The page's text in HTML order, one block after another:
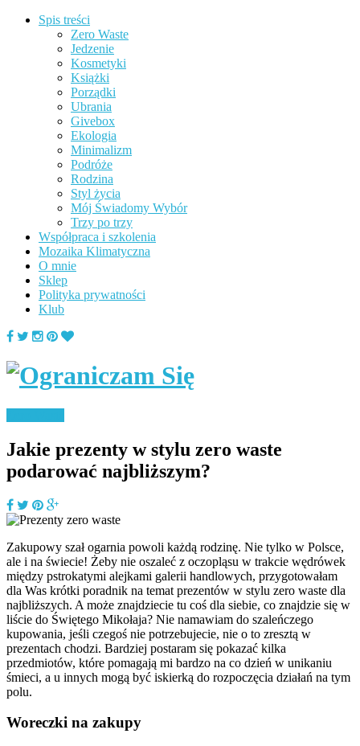
Spis treści
Zero Waste
Jedzenie
Kosmetyki
Książki
Porządki
Ubrania
Givebox
Ekologia
Minimalizm
Podróże
Rodzina
Styl życia
Mój Świadomy Wybór
Trzy po trzy
Współpraca i szkolenia
Mozaika Klimatyczna
O mnie
Sklep
Polityka prywatności
Klub
Jakie prezenty w stylu zero waste
podarować najbliższym?
Zakupowy szał ogarnia powoli każdą rodzinę. Nie tylko w Polsce,
ale i na świecie! Żeby nie oszaleć z oczopląsu w trakcie wędrówek
między pstrokatymi alejkami galerii handlowych, przygotowałam
dla Was krótki poradnik na temat prezentów w stylu zero waste dla
najbliższych. A może znajdziecie tu coś dla siebie, co znajdzie się w
liście do Świętego Mikołaja? Nie namawiam do szaleńczego
kupowania, jeśli czegoś nie potrzebujecie, nie o to zresztą w
prezentach chodzi. Bardziej postaram się pokazać kilka
przedmiotów, które pomagają mi bardzo na co dzień w unikaniu
śmieci, a u innych mogą być iskierką do rozpoczęcia działań na tym
polu.
Woreczki na zakupy